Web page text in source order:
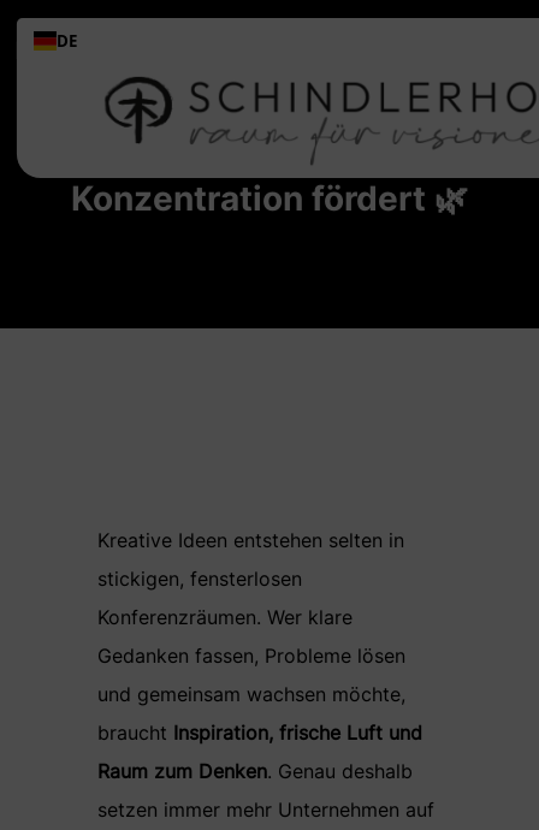
DE
Tagungslocation im
Grünen: Warum Natur die
Konzentration fördert 🌿
Kreative Ideen entstehen selten in
stickigen, fensterlosen
Konferenzräumen. Wer klare
Gedanken fassen, Probleme lösen
und gemeinsam wachsen möchte,
braucht Inspiration, frische Luft und
Raum zum Denken. Genau deshalb
setzen immer mehr Unternehmen auf